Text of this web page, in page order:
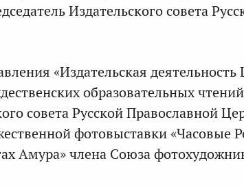
Издательского совета
«Издательская деятельность
образовательных чтений
совета Русской Православной
фотовыставки «Часовые
Амура» члена Союза